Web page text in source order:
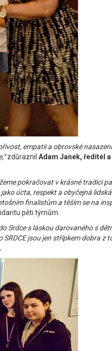
empatii a obrovské
zdůraznil Adam Janek, ředitel
pokračovat v krásné tradici
úcta, respekt a obyčejná
finalistům a těším se na
pěti týmům.
Srdce s láskou darovaného s
jsou jen střípkem dobra